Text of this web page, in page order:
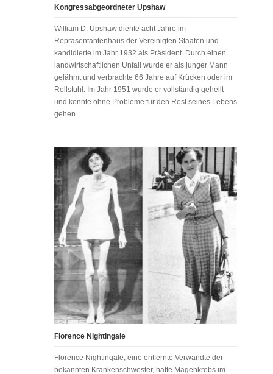
Kongressabgeordneter Upshaw
William D. Upshaw diente acht Jahre im
Repräsentantenhaus der Vereinigten Staaten und
kandidierte im Jahr 1932 als Präsident. Durch einen
landwirtschaftlichen Unfall wurde er als junger Mann
gelähmt und verbrachte 66 Jahre auf Krücken oder im
Rollstuhl. Im Jahr 1951 wurde er vollständig geheilt
und konnte ohne Probleme für den Rest seines Lebens
gehen.
Florence Nightingale
Florence Nightingale, eine entfernte Verwandte der
bekannten Krankenschwester, hatte Magenkrebs im